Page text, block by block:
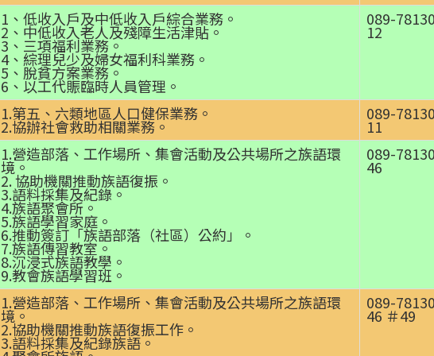
1、低收入戶及中低收入戶綜合業務。
2、中低收入老人及殘障生活津貼。
3、三項福利業務。
4、綜理兒少及婦女福利科業務。
5、脫貧方案業務。
6、以工代賑臨時人員管理。
089-
12
1.第五、六類地區人口健保業務。
2.協辦社會救助相關業務。
089-
11
1.營造部落、工作場所、集會活動及公共場所之族語環
境。
2. 協助機關推動族語復振。
3.語料採集及紀錄。
4.族語聚會所。
5.族語學習家庭。
6.推動簽訂「族語部落（社區）公約」。
7.族語傳習教室。
8.沉浸式族語教學。
9.教會族語學習班。
089-
46
1.營造部落、工作場所、集會活動及公共場所之族語環
境。
2.協助機關推動族語復振工作。
3.語料採集及紀錄族語。
089-
46 ＃49